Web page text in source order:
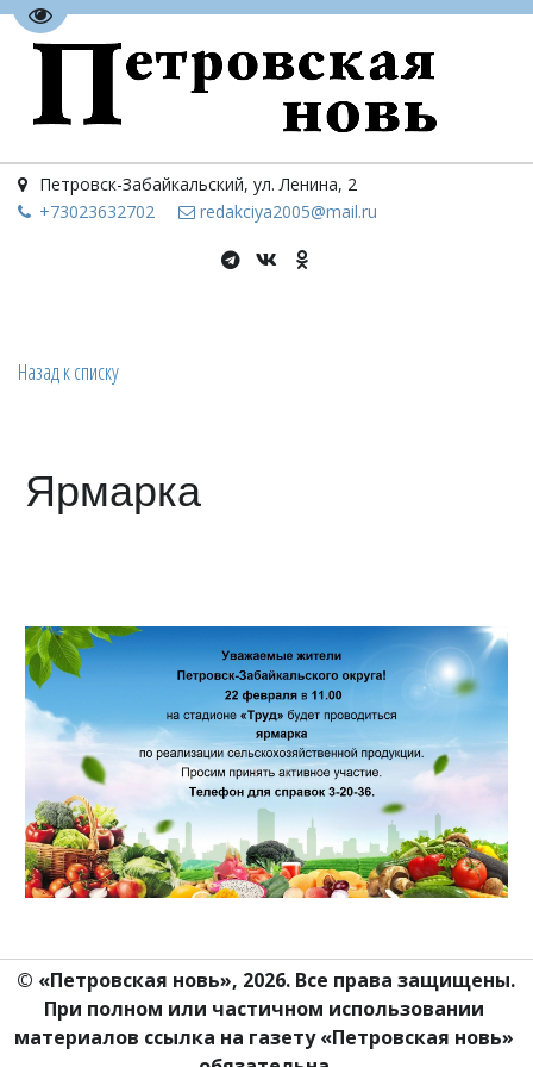
Перейти на версию для слабовидящих
Петровск-Забайкальский, ул. Ленина, 2
+73023632702 redakciya2005@mail.ru
Назад к списку
Ярмарка
© «Петровская новь», 2026. Все права защищены.
При полном или частичном использовании
материалов ссылка на газету «Петровская новь»